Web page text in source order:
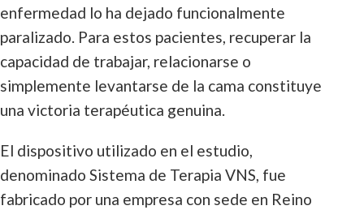
enfermedad lo ha dejado funcionalmente
paralizado. Para estos pacientes, recuperar la
capacidad de trabajar, relacionarse o
simplemente levantarse de la cama constituye
una victoria terapéutica genuina.
El dispositivo utilizado en el estudio,
denominado Sistema de Terapia VNS, fue
fabricado por una empresa con sede en Reino